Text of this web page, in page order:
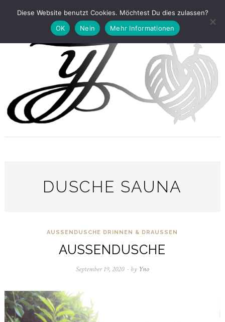
DUSCHE SAUNA
AUSSENDUSCHE DRINNEN & DRAUSSEN
AUSSENDUSCHE
September 19, 2020September
by Yno
Diese Website benutzt Cookies. Möchtest Du dies zulassen?
OK
Nein Mehr Informationen